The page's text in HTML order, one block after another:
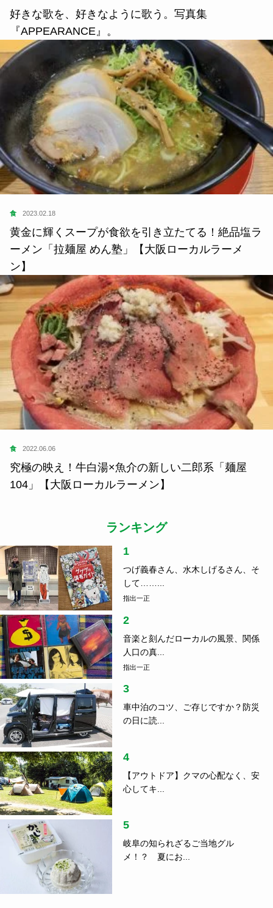
好きな歌を、好きなように歌う。写真集
『APPEARANCE』。
食 2023.02.18
黄金に輝くスープが食欲を引き立たてる！絶品塩ラ
ーメン「拉麺屋 めん塾」【大阪ローカルラーメ
ン】
食 2022.06.06
究極の映え！牛白湯×魚介の新しい二郎系「麺屋
104」【大阪ローカルラーメン】
ランキング
1
つげ義春さん、水木しげるさん、そ
して……...
指出一正
2
音楽と刻んだローカルの風景、関係
人口の真...
指出一正
3
車中泊のコツ、ご存じですか？防災
の日に読...
4
【アウトドア】クマの心配なく、安
心してキ...
5
岐阜の知られざるご当地グル
メ！？ 夏にお...